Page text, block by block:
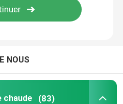
à la pression
NOUS
chaude (83)